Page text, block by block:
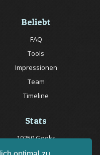
Beliebt
FAQ
Tools
Impressionen
Team
Timeline
Stats
10750 Geeks
20057 Rätsel online